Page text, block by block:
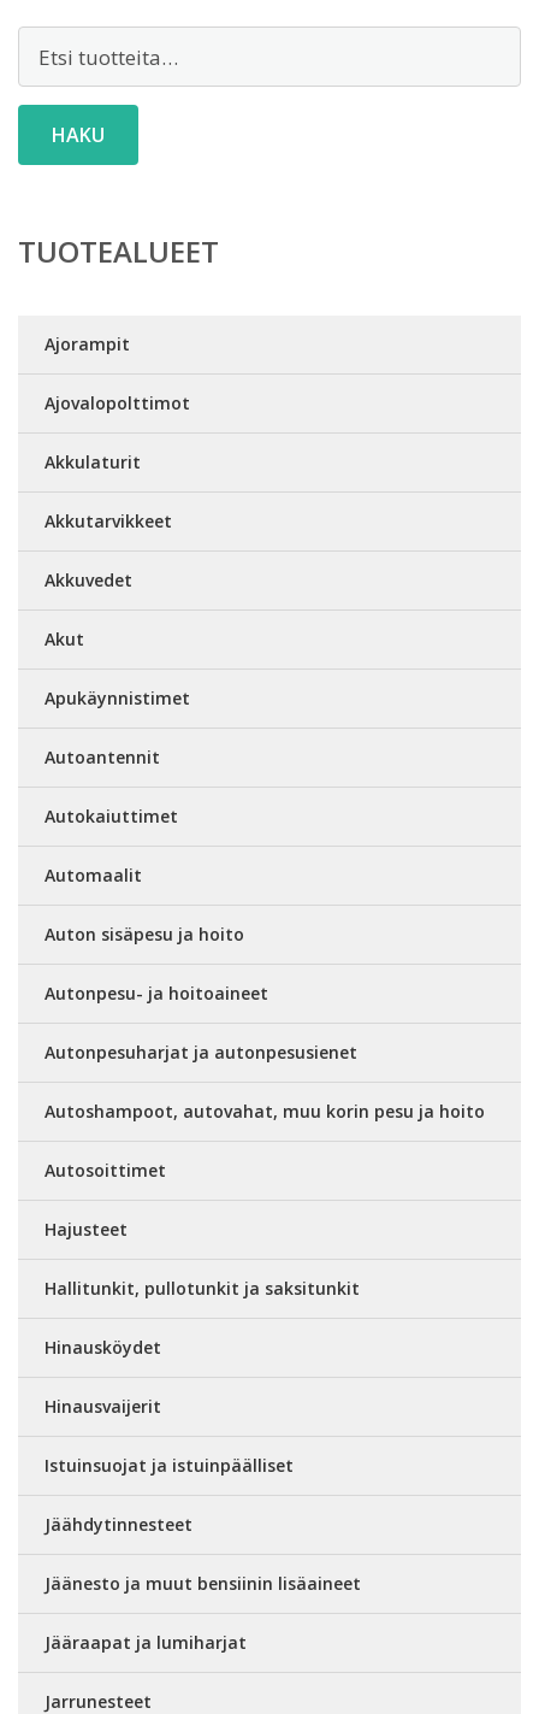
HAKU
TUOTEALUEET
Ajorampit
Ajovalopolttimot
Akkulaturit
Akkutarvikkeet
Akkuvedet
Akut
Apukäynnistimet
Autoantennit
Autokaiuttimet
Automaalit
Auton sisäpesu ja hoito
Autonpesu- ja hoitoaineet
Autonpesuharjat ja autonpesusienet
Autoshampoot, autovahat, muu korin pesu ja hoito
Autosoittimet
Hajusteet
Hallitunkit, pullotunkit ja saksitunkit
Hinausköydet
Hinausvaijerit
Istuinsuojat ja istuinpäälliset
Jäähdytinnesteet
Jäänesto ja muut bensiinin lisäaineet
Jääraapat ja lumiharjat
Jarrunesteet